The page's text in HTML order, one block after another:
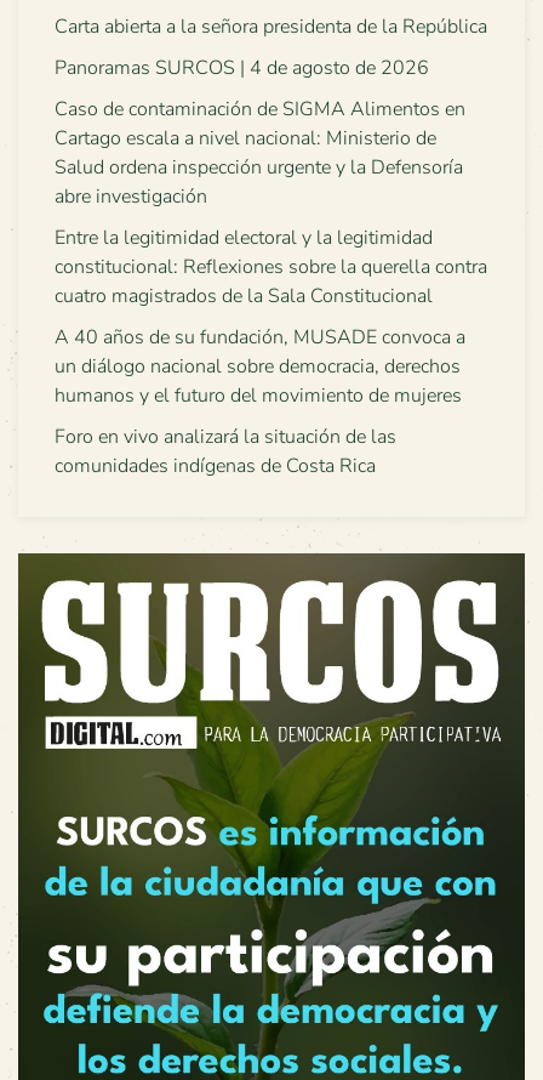
Carta abierta a la señora presidenta de la República
Panoramas SURCOS | 4 de agosto de 2026
Caso de contaminación de SIGMA Alimentos en
Cartago escala a nivel nacional: Ministerio de
Salud ordena inspección urgente y la Defensoría
abre investigación
Entre la legitimidad electoral y la legitimidad
constitucional: Reflexiones sobre la querella contra
cuatro magistrados de la Sala Constitucional
A 40 años de su fundación, MUSADE convoca a
un diálogo nacional sobre democracia, derechos
humanos y el futuro del movimiento de mujeres
Foro en vivo analizará la situación de las
comunidades indígenas de Costa Rica